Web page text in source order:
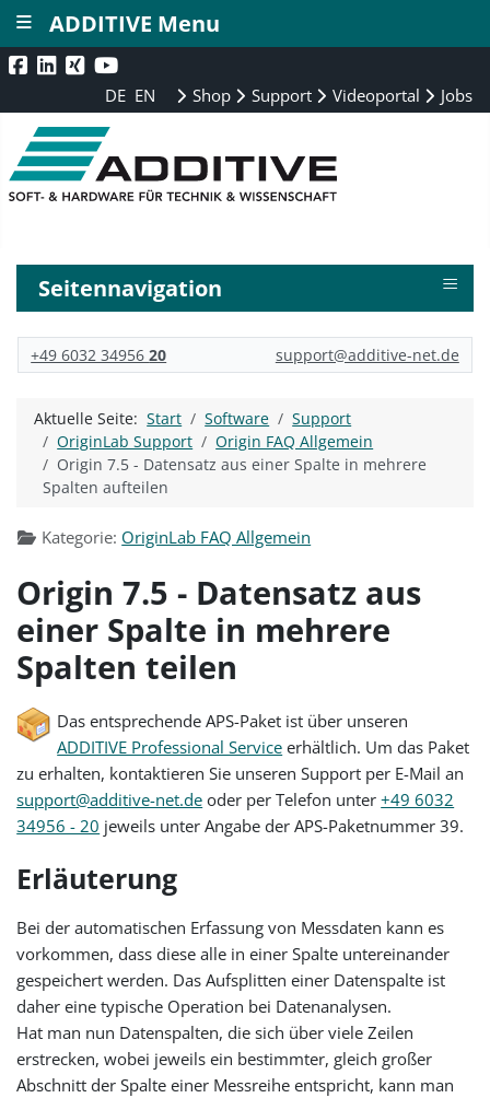
DE EN Shop Support Videoportal Jobs
Seitennavigation ≡
+49 6032 3495620 support@additive-net.de
Aktuelle Seite:Start Software
Support
OriginLab Support
Origin FAQ Allgemein
Origin 7.5 - Datensatz aus einer Spalte in mehrere
Spalten aufteilen
Kategorie: OriginLab FAQ Allgemein
Origin 7.5 - Datensatz aus
einer Spalte in mehrere
Spalten teilen
Das entsprechende APS-Paket ist über unseren
ADDITIVE Professional Service erhältlich. Um das Paket
zu erhalten, kontaktieren Sie unseren Support per E-Mail an
support@additive-net.de oder per Telefon unter+49 6032
34956 - 20 jeweils unter Angabe der APS-Paketnummer 39.
Erläuterung
Bei der automatischen Erfassung von Messdaten kann es
vorkommen, dass diese alle in einer Spalte untereinander
gespeichert werden. Das Aufsplitten einer Datenspalte ist
daher eine typische Operation bei Datenanalysen.
Hat man nun Datenspalten, die sich über viele Zeilen
erstrecken, wobei jeweils ein bestimmter, gleich großer
Abschnitt der Spalte einer Messreihe entspricht, kann man
ADDITIVE Menu
≡